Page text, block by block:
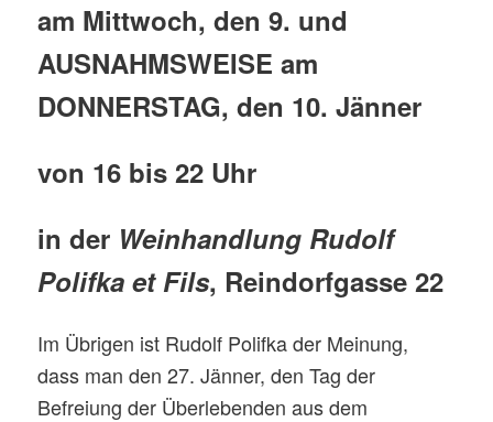
am Mittwoch, den 9. und
AUSNAHMSWEISE am
DONNERSTAG, den 10. Jänner
von 16 bis 22 Uhr
in der Weinhandlung Rudolf
Polifka et Fils, Reindorfgasse 22
Im Übrigen ist Rudolf Polifka der Meinung,
dass man den 27. Jänner, den Tag der
Befreiung der Überlebenden aus dem